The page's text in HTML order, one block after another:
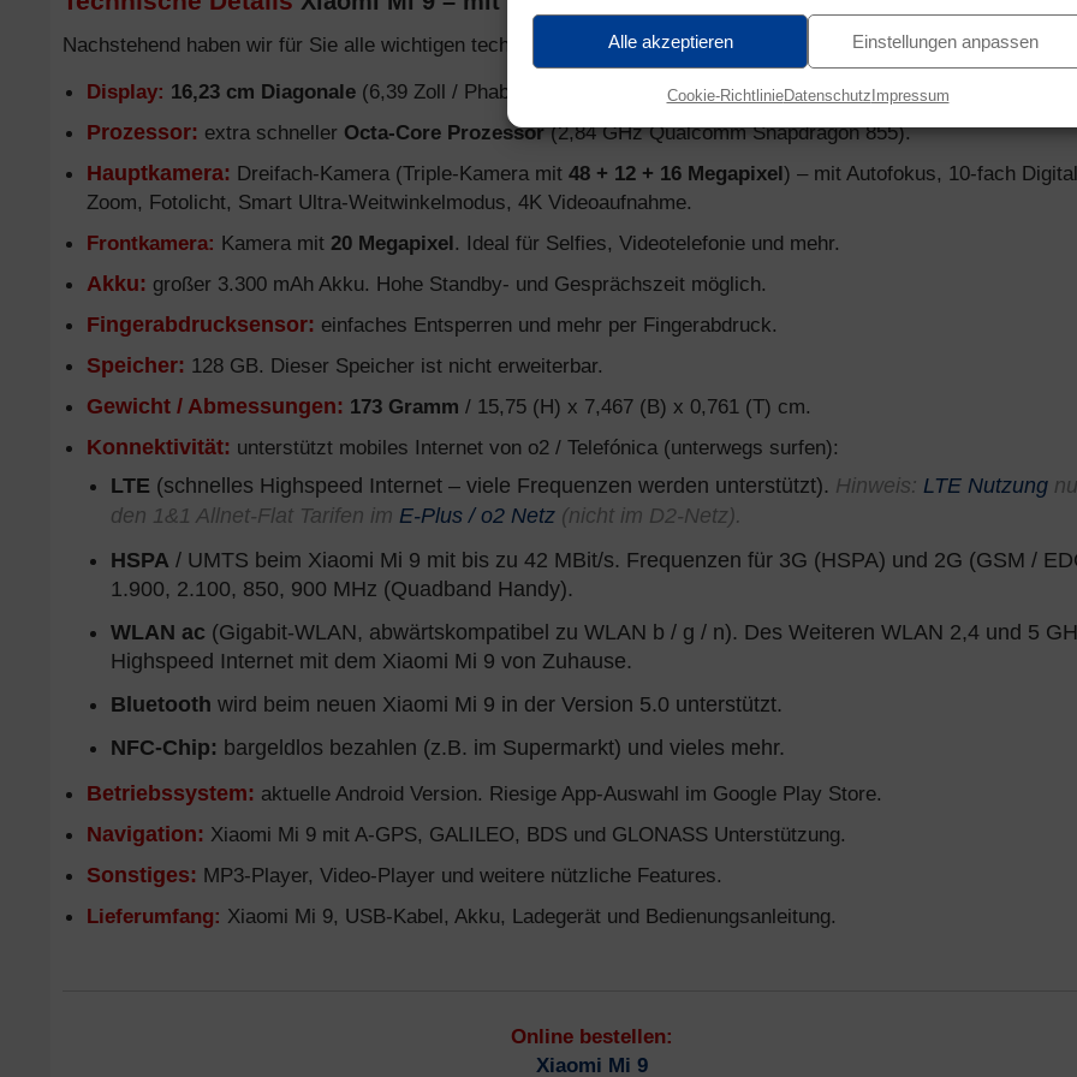
Alle akzeptieren Einstellungen anpassen
Cookie-RichtlinieDatenschutz Impressum
Nachstehend haben wir für Sie alle wichtigen technischen Details auf einen Blick:
Display: 16,23 cm Diagonale (6,39 Zoll / Phablet). Auflösung: 3.040 x 1.440 Pixel.
Prozessor: extra schneller Octa-Core Prozessor(2,84 GHz Qualcomm Snapdragon 855).
Hauptkamera: Dreifach-Kamera (Triple-Kamera mit 48 + 12 + 16 Megapixel) – mit Autofokus, 10-fach Digital
Zoom, Fotolicht, Smart Ultra-Weitwinkelmodus, 4K Videoaufnahme.
Frontkamera: Kamera mit 20 Megapixel. Ideal für Selfies, Videotelefonie und mehr.
Akku: großer 3.300 mAh Akku. Hohe Standby- und Gesprächszeit möglich.
Fingerabdrucksensor: einfaches Entsperren und mehr per Fingerabdruck.
Speicher: 128 GB. Dieser Speicher ist nicht erweiterbar.
Gewicht / Abmessungen: 173 Gramm / 15,75 (H) x 7,467 (B) x 0,761 (T) cm.
Konnektivität: unterstützt mobiles Internet von o2 / Telefónica (unterwegs surfen):
LTE (schnelles Highspeed Internet – viele Frequenzen werden unterstützt). Hinweis: LTE Nutzung
den 1&1 Allnet-Flat Tarifen im E-Plus / o2 Netz (nicht im D2-Netz).
HSPA / UMTS beim Xiaomi Mi 9 mit bis zu 42 MBit/s. Frequenzen für 3G (HSPA) und 2G (GSM /
1.900, 2.100, 850, 900 MHz (Quadband Handy).
WLAN ac (Gigabit-WLAN, abwärtskompatibel zu WLAN b / g / n). Des Weiteren WLAN 2,4 und 5
Highspeed Internet mit dem Xiaomi Mi 9 von Zuhause.
Bluetooth wird beim neuen Xiaomi Mi 9 in der Version 5.0 unterstützt.
NFC-Chip: bargeldlos bezahlen (z.B. im Supermarkt) und vieles mehr.
Betriebssystem: aktuelle Android Version. Riesige App-Auswahl im Google Play Store.
Navigation: Xiaomi Mi 9 mit A-GPS, GALILEO, BDS und GLONASS Unterstützung.
Sonstiges: MP3-Player, Video-Player und weitere nützliche Features.
Lieferumfang: Xiaomi Mi 9, USB-Kabel, Akku, Ladegerät und Bedienungsanleitung.
Online bestellen:
Xiaomi Mi 9